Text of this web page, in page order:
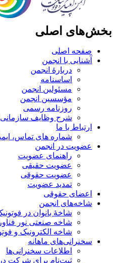
اصلی
صفحه اصلی
آشنایی با انجمن
دربارۀ انجمن
اساسنامه
مسئولین انجمن
مؤسسین انجمن
روزنامه رسمی
شرح وظایف سازمانی
ارتباط با ما
شماره های تماس،
عضویت در انجمن
راهنمای عضویت
عضویت حقیقی
عضویت حقوقی
تمدید عضویت
اعضای حقوقی
شاخه‌های انجمن
شاخۀ بانوان در فوتونیک
شاخه صنعتی نور فناوران
شاخه‌ الکترونیک و
سخنرانی‌های ماهانه
اطلاعات سخنرانی‌‌ها
ثبت‌نام برای شرکت در